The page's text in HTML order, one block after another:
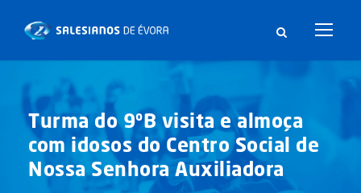
Turma do 9ºB visita e almoça
com idosos do Centro Social de
Nossa Senhora Auxiliadora